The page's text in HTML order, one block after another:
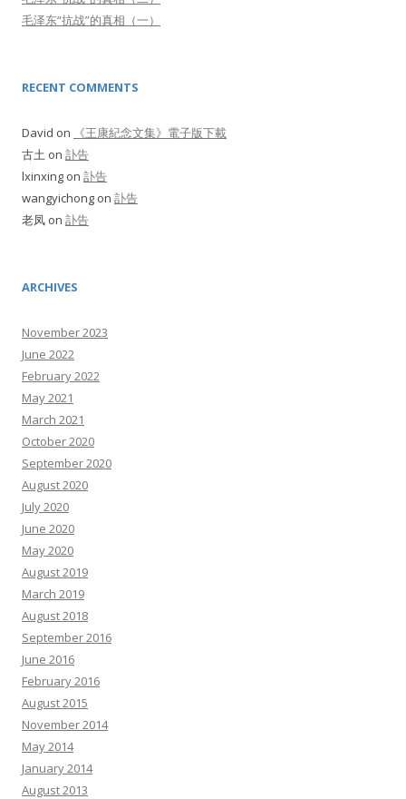
毛泽东“抗战”的真相（一）
RECENT COMMENTS
David on
《王康紀念文集》電子版下載
古土 on 訃告
lxinxing on 訃告
wangyichong on 訃告
老凤 on 訃告
ARCHIVES
November 2023
June 2022
February 2022
May 2021
March 2021
October 2020
September 2020
August 2020
July 2020
June 2020
May 2020
August 2019
March 2019
August 2018
September 2016
June 2016
February 2016
August 2015
November 2014
May 2014
January 2014
August 2013